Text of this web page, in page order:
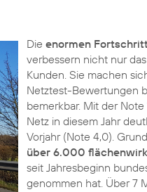
Die enormen
verbessern nicht nur
Kunden. Sie machen
Netztest-Bewertungen
bemerkbar. Mit der Note
Netz in diesem Jahr
Vorjahr (Note 4,0).
über 6.000
seit Jahresbeginn
genommen hat. Über 7